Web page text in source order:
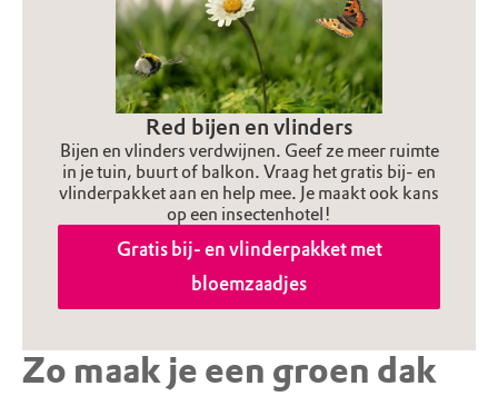
Red bijen en vlinders
Bijen en vlinders verdwijnen. Geef ze meer ruimte
in je tuin, buurt of balkon. Vraag het gratis bij- en
vlinderpakket aan en help mee. Je maakt ook kans
op een insectenhotel!
Gratis bij- en vlinderpakket met
bloemzaadjes
Zo maak je een groen dak